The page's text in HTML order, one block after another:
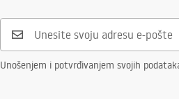
Unošenjem i potvrđivanjem svojih